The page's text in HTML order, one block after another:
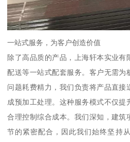
一站式服务，为客户创造价值
除了高品质的产品，上海轩本实业
配送等一站式配套服务。客户无需为
问题耗费精力，我们负责将产品直接
成预加工处理。这种服务模式不仅提
合理控制综合成本。我们深知，建筑
节的紧密配合，因此我们始终坚持